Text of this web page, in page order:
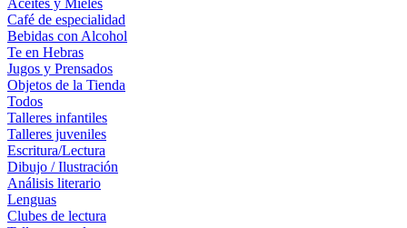
Aceites y Mieles
Café de especialidad
Bebidas con Alcohol
Te en Hebras
Jugos y Prensados
Objetos de la Tienda
Todos
Talleres infantiles
Talleres juveniles
Escritura/Lectura
Dibujo / Ilustración
Análisis literario
Lenguas
Clubes de lectura